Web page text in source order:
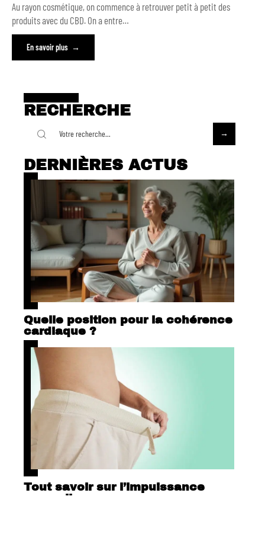
Au rayon cosmétique, on commence à retrouver petit à petit des
produits avec du CBD. On a entre…
En savoir plus
RECHERCHE
DERNIÈRES ACTUS
Quelle position pour la cohérence
cardiaque ?
Tout savoir sur l’impuissance
masculine